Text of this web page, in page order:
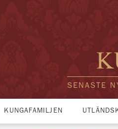
SENASTE
KUNGAFAMILJEN